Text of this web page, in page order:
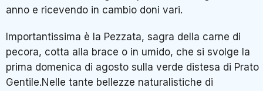
anno e ricevendo in cambio doni vari.
Importantissima è la Pezzata, sagra della carne di
pecora, cotta alla brace o in umido, che si svolge la
prima domenica di agosto sulla verde distesa di Prato
Gentile.Nelle tante bellezze naturalistiche di